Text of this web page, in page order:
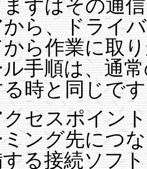
ずはその通
ら、ドライ
ら作業に取
手順は、通
時と同じで
クセスポイン
ング先につ
る接続ソフ